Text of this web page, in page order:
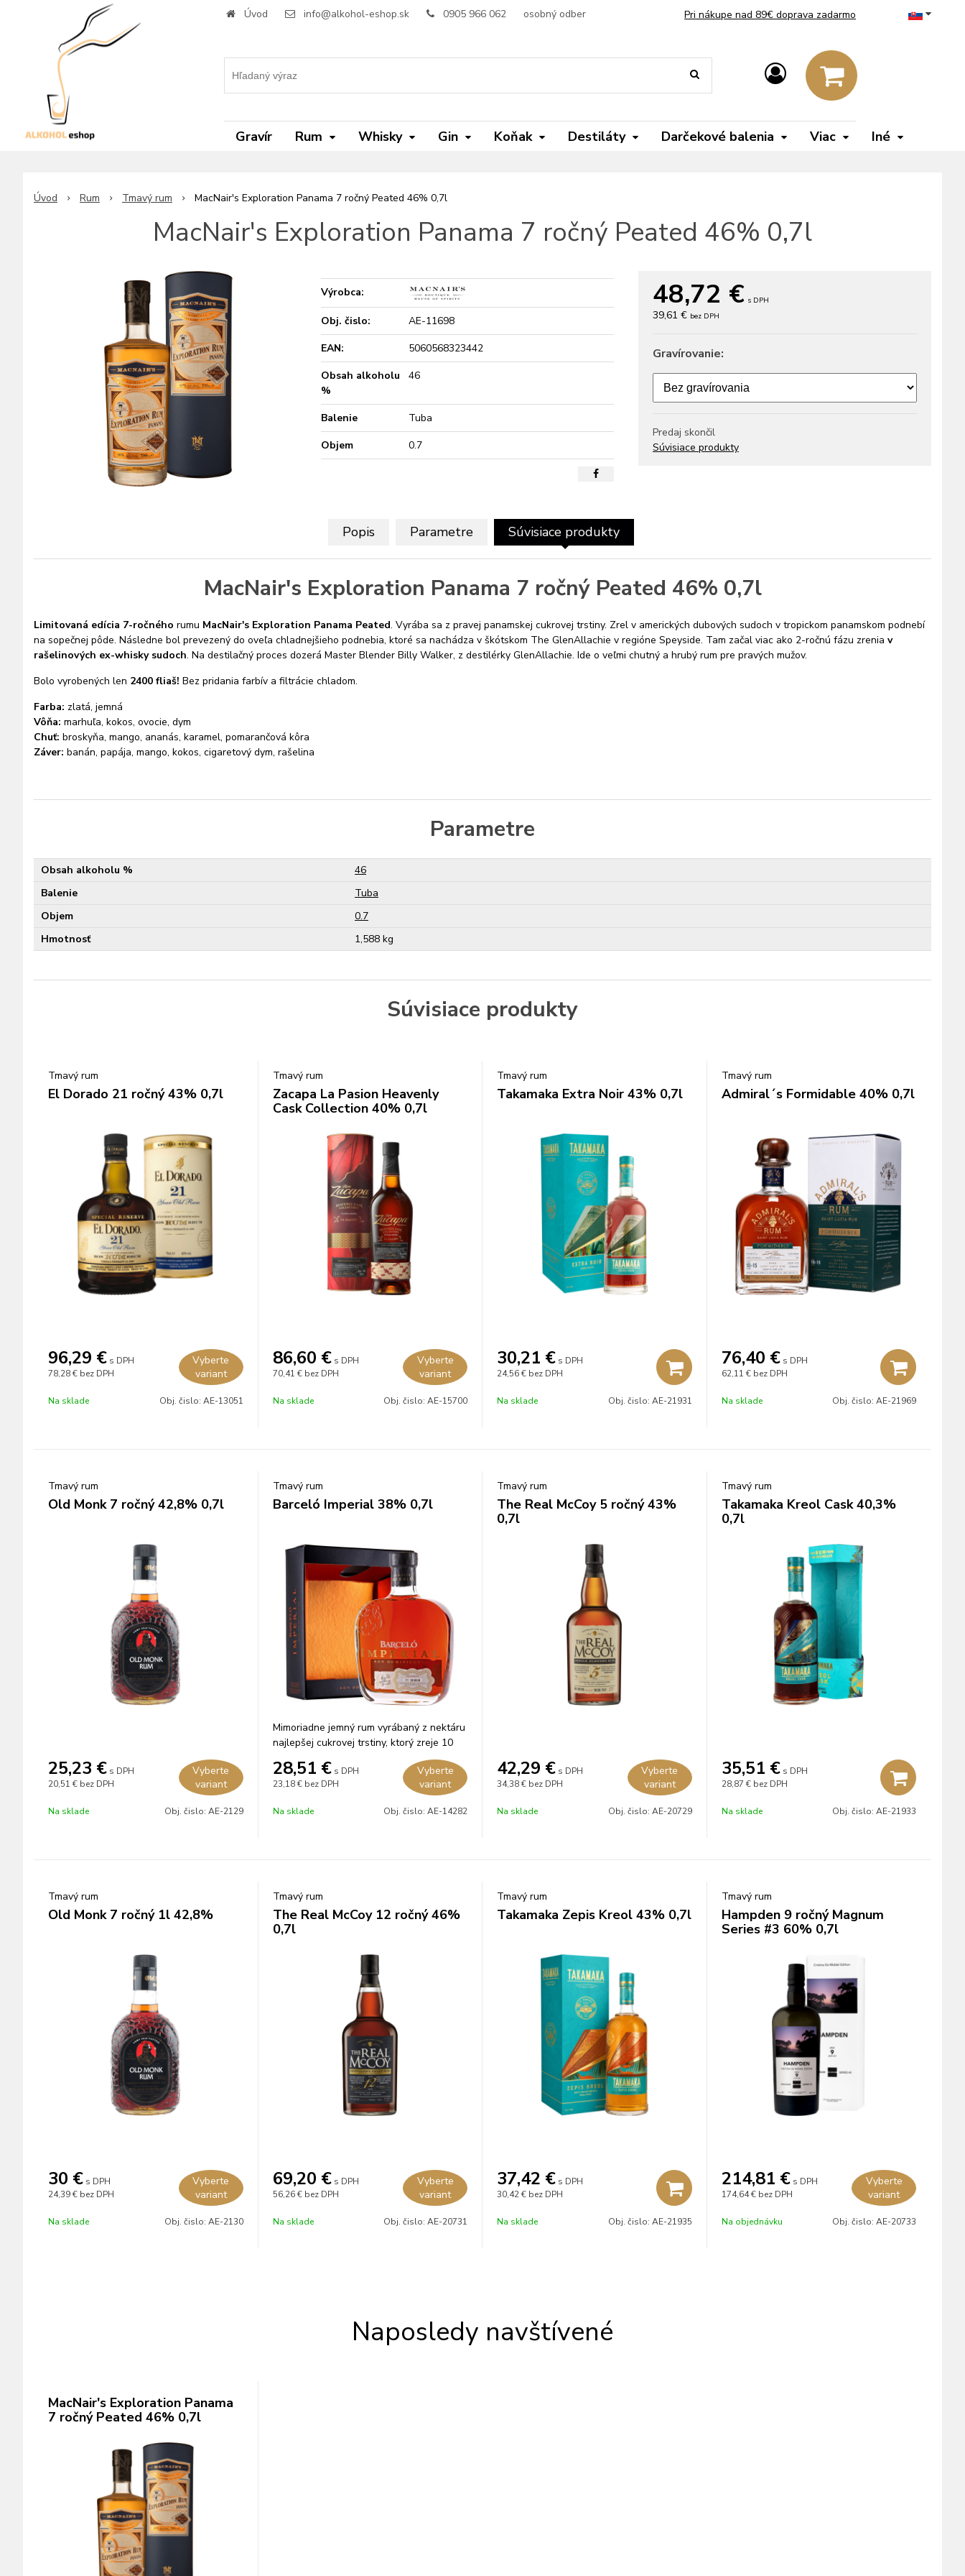
Úvod info@alkohol-eshop.sk 0905 966 062 osobný odber Pri nákupe nad 89€ doprava zadarmo
Gravír Rum Whisky Gin Koňak Destiláty Darčekové balenia Viac Iné
Úvod Rum Tmavý rum MacNair's Exploration Panama 7 ročný Peated 46% 0,7l
MacNair's Exploration Panama 7 ročný Peated 46% 0,7l
48,72 € s DPH
39,61 € bez DPH
Gravírovanie:
Predaj skončil
Súvisiace produkty
Výrobca:
Obj. čislo:
AE-11698
EAN:
5060568323442
Obsah alkoholu
%
46
Balenie
Tuba
Objem
0.7
Popis Parametre Súvisiace produkty
MacNair's Exploration Panama 7 ročný Peated 46% 0,7l
Limitovaná edícia 7-ročného rumu MacNair's Exploration Panama Peated. Vyrába sa z pravej panamskej cukrovej trstiny. Zrel v amerických dubových sudoch v tropickom panamskom podnebí
na sopečnej pôde. Následne bol prevezený do oveľa chladnejšieho podnebia, ktoré sa nachádza v škótskom The GlenAllachie v regióne Speyside. Tam začal viac ako 2-ročnú fázu zrenia v
rašelinových ex-whisky sudoch. Na destilačný proces dozerá Master Blender Billy Walker, z destilérky GlenAllachie. Ide o veľmi chutný a hrubý rum pre pravých mužov.
Bolo vyrobených len 2400 fliaš! Bez pridania farbív a filtrácie chladom.
Farba: zlatá, jemná
Vôňa: marhuľa, kokos, ovocie, dym
Chuť: broskyňa, mango, ananás, karamel, pomarančová kôra
Záver: banán, papája, mango, kokos, cigaretový dym, rašelina
Parametre
Obsah alkoholu %
46
Balenie
Tuba
Objem
0.7
Hmotnosť
1,588 kg
Súvisiace produkty
Tmavý rum
El Dorado 21 ročný 43% 0,7l
96,29 € s DPH
78,28 € bez DPH
Vyberte
variant
Na sklade Obj. čislo: AE-13051
Tmavý rum
Zacapa La Pasion Heavenly
Cask Collection 40% 0,7l
86,60 € s DPH
70,41 € bez DPH
Vyberte
variant
Na sklade Obj. čislo: AE-15700
Tmavý rum
Takamaka Extra Noir 43% 0,7l
30,21 € s DPH
24,56 € bez DPH
Na sklade Obj. čislo: AE-21931
Tmavý rum
Admiral´s Formidable 40% 0,7l
76,40 € s DPH
62,11 € bez DPH
Na sklade Obj. čislo: AE-21969
Tmavý rum
Old Monk 7 ročný 42,8% 0,7l
25,23 € s DPH
20,51 € bez DPH
Vyberte
variant
Na sklade Obj. čislo: AE-2129
Tmavý rum
Barceló Imperial 38% 0,7l
Mimoriadne jemný rum vyrábaný z nektáru
najlepšej cukrovej trstiny, ktorý zreje 10
rokov v amerických dubových sudoch po
bourbone.
28,51 € s DPH
23,18 € bez DPH
Vyberte
variant
Na sklade Obj. čislo: AE-14282
Tmavý rum
The Real McCoy 5 ročný 43%
0,7l
42,29 € s DPH
34,38 € bez DPH
Vyberte
variant
Na sklade Obj. čislo: AE-20729
Tmavý rum
Takamaka Kreol Cask 40,3%
0,7l
35,51 € s DPH
28,87 € bez DPH
Na sklade Obj. čislo: AE-21933
Tmavý rum
Old Monk 7 ročný 1l 42,8%
30 € s DPH
24,39 € bez DPH
Vyberte
variant
Na sklade Obj. čislo: AE-2130
Tmavý rum
The Real McCoy 12 ročný 46%
0,7l
69,20 € s DPH
56,26 € bez DPH
Vyberte
variant
Na sklade Obj. čislo: AE-20731
Tmavý rum
Takamaka Zepis Kreol 43% 0,7l
37,42 € s DPH
30,42 € bez DPH
Na sklade Obj. čislo: AE-21935
Tmavý rum
Hampden 9 ročný Magnum
Series #3 60% 0,7l
214,81 € s DPH
174,64 € bez DPH
Vyberte
variant
Na objednávku Obj. čislo: AE-20733
Naposledy navštívené
MacNair's Exploration Panama
7 ročný Peated 46% 0,7l